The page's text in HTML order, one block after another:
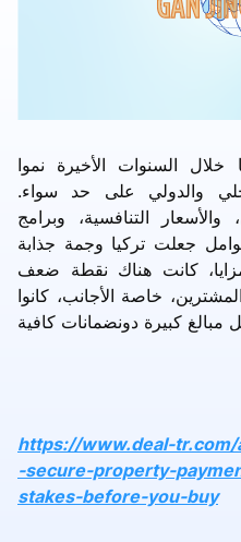
السنوات الأخيرة نموا
والدولي على حد سواء.
والأسعار التنافسية، وبرامج
جعلت تركيا وجمة جذابة
كانت هناك نقطة ضعف
خاصة الأجانب، كانوا
https://www.deal-
-secure-property-
stakes-before-you-buy